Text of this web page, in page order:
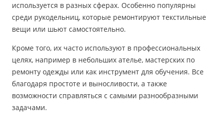
используется в разных сферах. Особенно популярны
среди рукодельниц, которые ремонтируют текстильные
вещи или шьют самостоятельно.
Кроме того, их часто используют в профессиональных
целях, например в небольших ателье, мастерских по
ремонту одежды или как инструмент для обучения. Все
благодаря простоте и выносливости, а также
возможности справляться с самыми разнообразными
задачами.